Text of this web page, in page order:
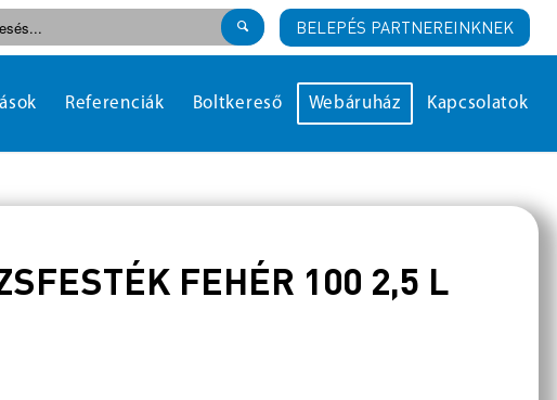
BELEPÉS PARTNEREINKNEK
Referenciák Boltkereső Webáruház Kapcsolatok
FEHÉR 100 2,5 L